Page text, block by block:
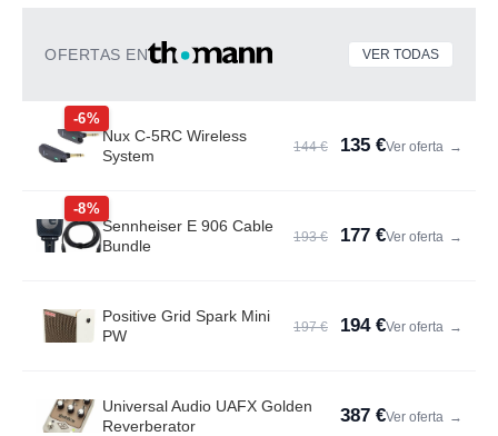
OFERTAS EN VER TODAS
-6%
Nux C-5RC Wireless
System
144 € 135 €Ver oferta →
-8%
Sennheiser E 906 Cable
Bundle
193 € 177 €Ver oferta →
Positive Grid Spark Mini
PW
197 € 194 €Ver oferta →
Universal Audio UAFX Golden
Reverberator
387 €Ver oferta →